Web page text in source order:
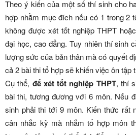
Theo ý kiến của một số thí sinh cho
hợp nhằm mục đích nếu có 1 trong 2
không được xét tốt nghiệp THPT
đại học, cao đẳng. Tuy nhiên thí sinh
lượng sức của bản thân mà có quyết
cả 2 bài thi tổ hợp sẽ khiến việc ôn tập
Cụ thể, để xét tốt nghiệp THPT, thí
bài thi, tương đương với 6 môn. Nếu
sinh phải thi tới 9 môn. Kiến thức rất
cân nhắc kỹ mà nhắm tổ hợp môn